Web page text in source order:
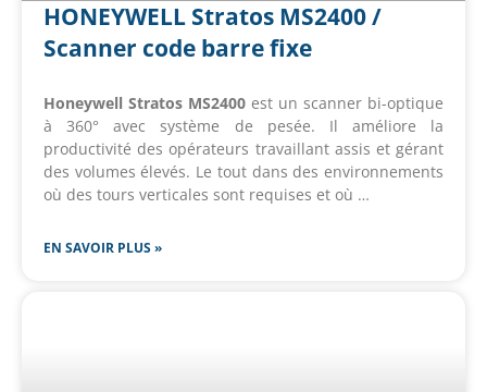
HONEYWELL Stratos MS2400 /
Scanner code barre fixe
Honeywell Stratos MS2400 est un scanner bi-optique
à 360° avec système de pesée. Il améliore la
productivité des opérateurs travaillant assis et gérant
des volumes élevés. Le tout dans des environnements
où des tours verticales sont requises et où …
EN SAVOIR PLUS »